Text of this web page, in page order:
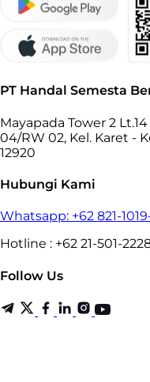
PT Handal Semesta
Mayapada Tower 2
04/RW 02, Kel. Karet -
12920
Hubungi Kami
Whatsapp: +62 821-
Hotline : +62 21-501-
Follow Us